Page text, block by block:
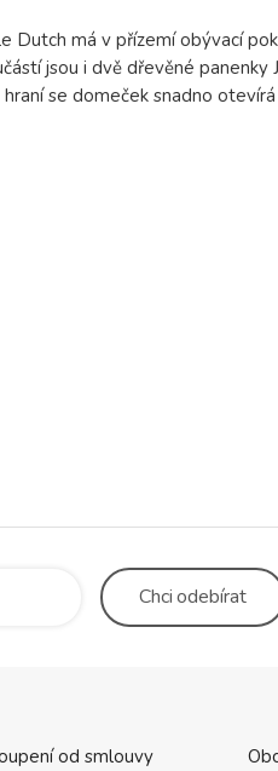
má v přízemí obývací
jsou i dvě dřevěné
se domeček snadno
Chciodebírat
od smlouvy